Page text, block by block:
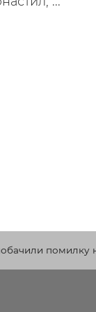
помилку на